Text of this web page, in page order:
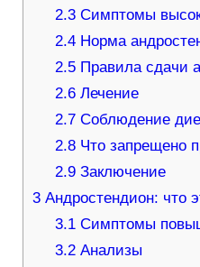
2.3 Симптомы
2.4 Норма
2.5 Правила сдачи
2.6 Лечение
2.7 Соблюдение
2.8 Что запрещено
2.9 Заключение
3Андростендион: что
3.1 Симптомы
3.2 Анализы